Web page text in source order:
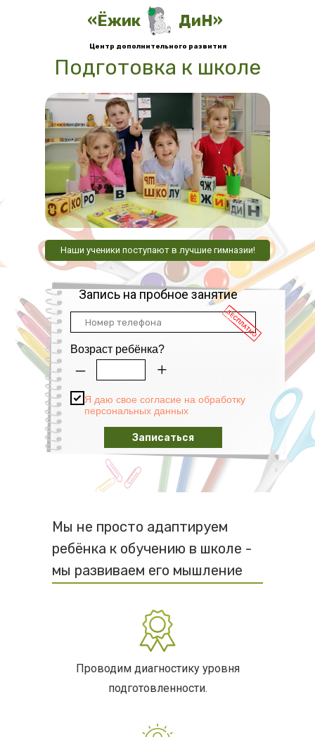
Подготовка к школе
«Ёжик ДиН»
Центр дополнительного развития
Возраст ребёнка?
– +
Я даю свое согласие на обработку
персональных данных
Записаться
Наши ученики поступают в лучшие гимназии!
Запись на пробное занятие
Мы не просто адаптируем
ребёнка к обучению в школе -
мы развиваем его мышление
Проводим диагностику уровня
подготовленности.